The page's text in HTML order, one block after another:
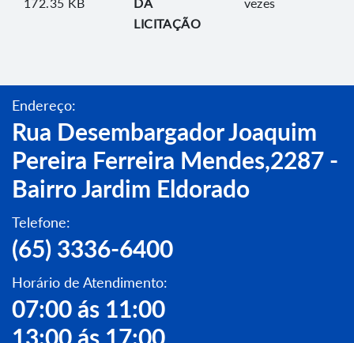
LICITAÇÃO
Endereço:
Rua Desembargador Joaquim
Pereira Ferreira Mendes,2287 -
Bairro Jardim Eldorado
Telefone:
(65) 3336-6400
Horário de Atendimento:
07:00 ás 11:00
13:00 ás 17:00